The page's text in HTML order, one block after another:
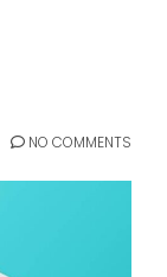
NO COMMENTS